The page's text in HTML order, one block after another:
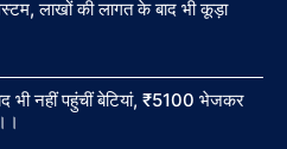
लाखों की लागत के बाद भी कूड़ा
भी नहीं पहुंचीं बेटियां, ₹5100 भेजकर